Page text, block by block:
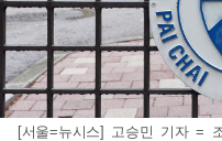
[서울=뉴시스] 고승민 기자 =